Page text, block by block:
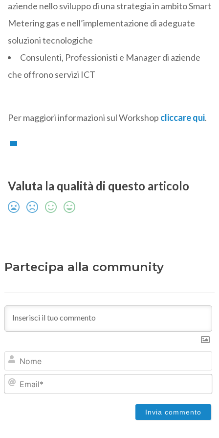
aziende nello sviluppo di una strategia in ambito Smart
Metering gas e nell’implementazione di adeguate
soluzioni tecnologiche
Consulenti, Professionisti e Manager di aziende
che offrono servizi ICT
Per maggiori informazioni sul Workshop cliccare qui.
Valuta la qualità di questo articolo
Partecipa alla community